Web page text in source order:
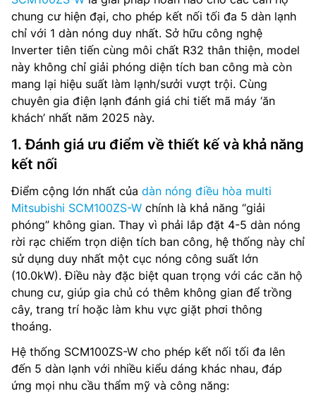
chung cư hiện đại, cho phép kết nối tối đa 5 dàn lạnh
chỉ với 1 dàn nóng duy nhất. Sở hữu công nghệ
Inverter tiên tiến cùng môi chất R32 thân thiện, model
này không chỉ giải phóng diện tích ban công mà còn
mang lại hiệu suất làm lạnh/sưởi vượt trội. Cùng
chuyên gia điện lạnh đánh giá chi tiết mã máy ‘ăn
khách’ nhất năm 2025 này.
1. Đánh giá ưu điểm về thiết kế và khả năng
kết nối
Điểm cộng lớn nhất của dàn nóng điều hòa multi
Mitsubishi SCM100ZS-W chính là khả năng “giải
phóng” không gian. Thay vì phải lắp đặt 4-5 dàn nóng
rời rạc chiếm trọn diện tích ban công, hệ thống này chỉ
sử dụng duy nhất một cục nóng công suất lớn
(10.0kW). Điều này đặc biệt quan trọng với các căn hộ
chung cư, giúp gia chủ có thêm không gian để trồng
cây, trang trí hoặc làm khu vực giặt phơi thông
thoáng.
Hệ thống SCM100ZS-W cho phép kết nối tối đa lên
đến 5 dàn lạnh với nhiều kiểu dáng khác nhau, đáp
ứng mọi nhu cầu thẩm mỹ và công năng: